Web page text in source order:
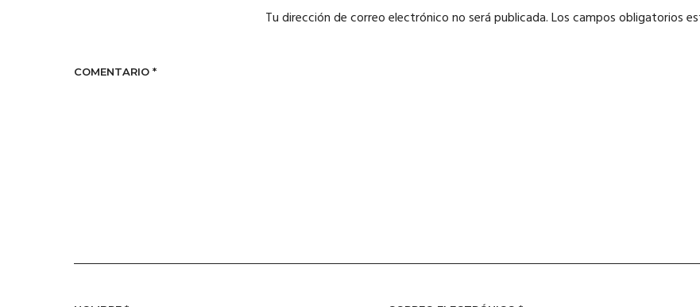
Tu dirección de correo electrónico no será publicada.Los campos obligatorios
COMENTARIO *